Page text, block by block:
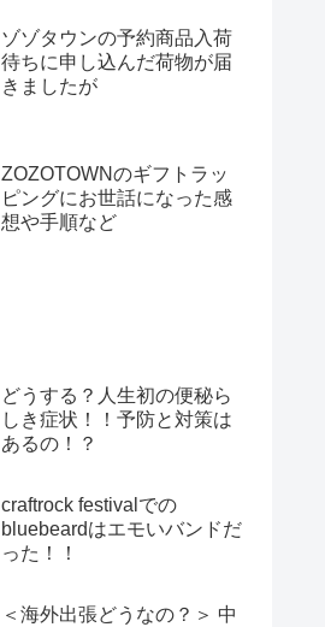
ゾゾタウンの予約商品入荷
待ちに申し込んだ荷物が届
きましたが
ZOZOTOWNのギフトラッ
ピングにお世話になった感
想や手順など
どうする？人生初の便秘ら
しき症状！！予防と対策は
あるの！？
craftrock festivalでの
bluebeardはエモいバンドだ
った！！
＜海外出張どうなの？＞ 中